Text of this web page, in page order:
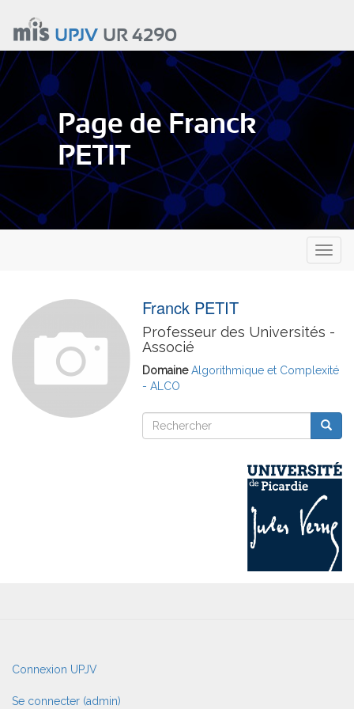
contenu
principal
UPJVUR 4290
Page de Franck
PETIT
Franck PETIT
Professeur des Universités -
Associé
DomaineAlgorithmique et Complexité
- ALCO
Rechercher
User
account
menu
Connexion UPJV
Se connecter (admin)